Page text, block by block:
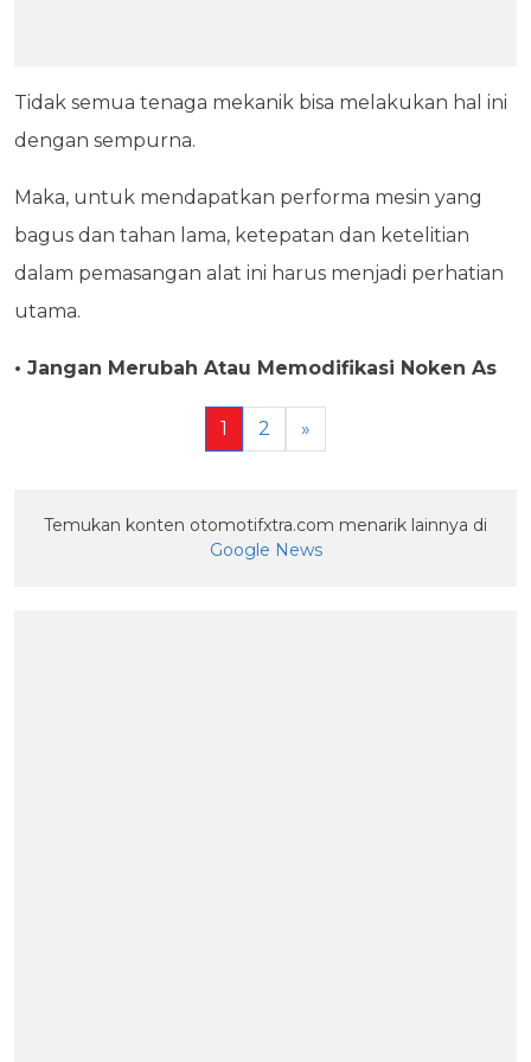
Tidak semua tenaga mekanik bisa melakukan hal ini
dengan sempurna.
Maka, untuk mendapatkan performa mesin yang
bagus dan tahan lama, ketepatan dan ketelitian
dalam pemasangan alat ini harus menjadi perhatian
utama.
• Jangan Merubah Atau Memodifikasi Noken As
1 2 »
Temukan konten otomotifxtra.com menarik lainnya di
Google News